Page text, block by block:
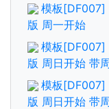
模板[DF007]
版 周一开始
模板[DF007]
版 周日开始 带
模板[DF007]
版 周日开始 带